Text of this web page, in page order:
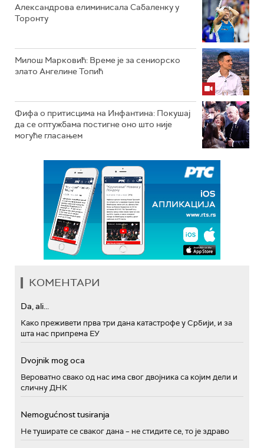
Александрова елиминисала Сабаленку у
Торонту
Милош Марковић: Време је за сениорско
злато Ангелине Топић
Фифа о притисцима на Инфантина: Покушај
да се оптужбама постигне оно што није
могуће гласањем
КОМЕНТАРИ
Da, ali...
Како преживети прва три дана катастрофе у Србији, и за
шта нас припрема ЕУ
Dvojnik mog oca
Вероватно свако од нас има свог двојника са којим дели и
сличну ДНК
Nemogućnost tusiranja
Не туширате се сваког дана – не стидите се, то је здраво